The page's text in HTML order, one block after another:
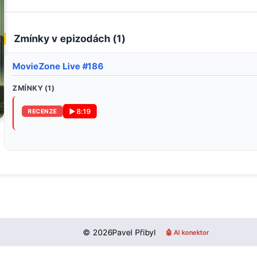
Zmínky v epizodách (1)
MovieZone Live #186
ZMÍNKY (1)
RECENZE ▶8:19
© 2026Pavel Přibyl 🤖 AI konektor